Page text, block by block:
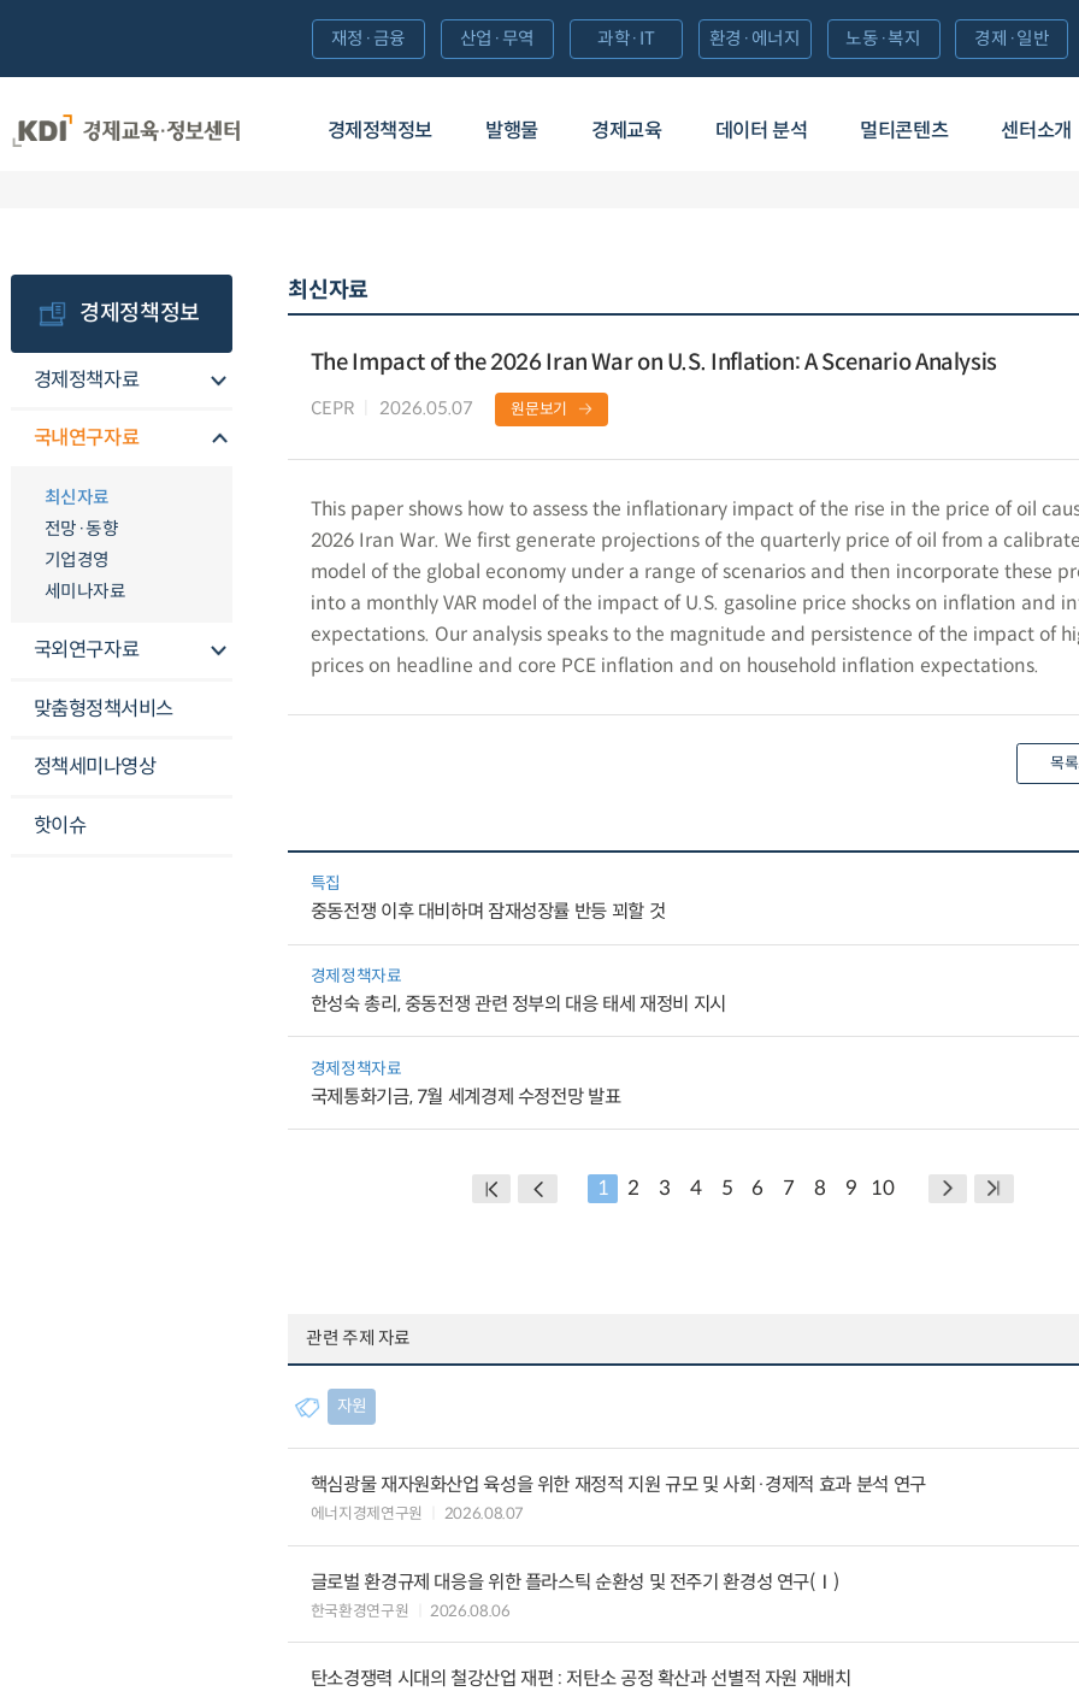
경제정책정보 발행물 경제교육 데이터 분석 멀티콘텐츠 센터소개
재정·금융 산업·무역 과학·IT 환경·에너지 노동·복지 경제·일반
경제정책정보
경제정책자료
국내연구자료
최신자료
전망·동향
기업경영
세미나자료
국외연구자료
맞춤형정책서비스
정책세미나영상
핫이슈
최신자료
The Impact of the 2026 Iran War on U.S. Inflation: A Scenario Analysis
CEPR 2026.05.07 원문보기
This paper shows how to assess the inflationary impact of the rise in the price of oil
2026 Iran War. We first generate projections of the quarterly price of oil from a
model of the global economy under a range of scenarios and then incorporate these
into a monthly VAR model of the impact of U.S. gasoline price shocks on inflation and
expectations. Our analysis speaks to the magnitude and persistence of the impact of
prices on headline and core PCE inflation and on household inflation expectations.
목
특집
중동전쟁 이후 대비하며 잠재성장률 반등 꾀할 것
경제정책자료
한성숙 총리, 중동전쟁 관련 정부의 대응 태세 재정비 지시
경제정책자료
국제통화기금, 7월 세계경제 수정전망 발표
1 2 3 4 5 6 7 8 9 10
관련 주제 자료
자원
핵심광물 재자원화산업 육성을 위한 재정적 지원 규모 및 사회·경제적 효과 분석 연구
에너지경제연구원 2026.08.07
글로벌 환경규제 대응을 위한 플라스틱 순환성 및 전주기 환경성 연구(Ⅰ)
한국환경연구원 2026.08.06
탄소경쟁력 시대의 철강산업 재편 : 저탄소 공정 확산과 선별적 자원 재배치